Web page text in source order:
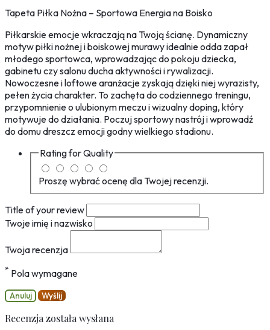
Tapeta Piłka Nożna – Sportowa Energia na Boisko
Piłkarskie emocje wkraczają na Twoją ścianę. Dynamiczny
motyw piłki nożnej i boiskowej murawy idealnie odda zapał
młodego sportowca, wprowadzając do pokoju dziecka,
gabinetu czy salonu ducha aktywności i rywalizacji.
Nowoczesne i loftowe aranżacje zyskają dzięki niej wyrazisty,
pełen życia charakter. To zachęta do codziennego treningu,
przypomnienie o ulubionym meczu i wizualny doping, który
motywuje do działania. Poczuj sportowy nastrój i wprowadź
do domu dreszcz emocji godny wielkiego stadionu.
Rating forQuality
Proszę wybrać ocenę dla Twojej recenzji.
Title of your review
Twoje imię i nazwisko
Twoja recenzja
* Pola wymagane
Anuluj Wyślij
Recenzja została wysłana